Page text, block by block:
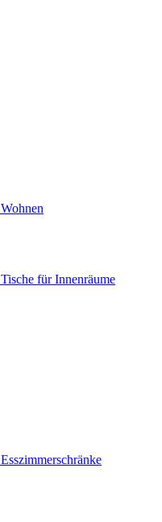
Wohnen
Tische für Innenräume
Esszimmerschränke